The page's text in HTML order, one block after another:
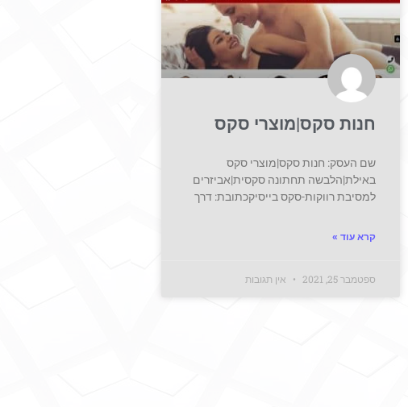
חנות סקס|מוצרי סקס
שם העסק: חנות סקס|מוצרי סקס
באילת|הלבשה תחתונה סקסית|אביזרים
למסיבת רווקות-סקס בייסיקכתובת: דרך
קרא עוד »
ספטמבר 25, 2021 אין תגובות